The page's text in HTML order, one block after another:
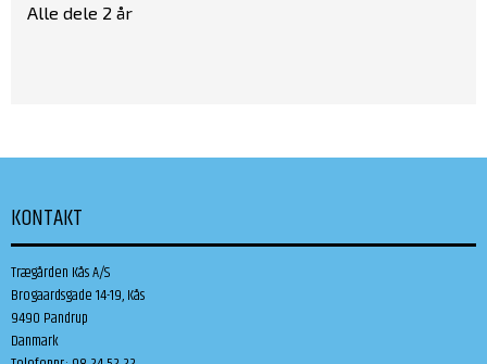
Alle dele 2 år
KONTAKT
Trægården Kås A/S
Brogaardsgade 14-19, Kås
9490 Pandrup
Danmark